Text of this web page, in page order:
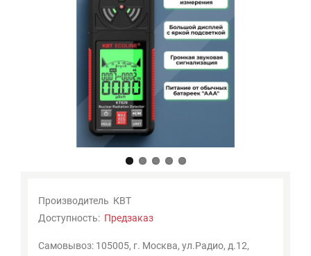
закладки
Производитель КВТ
Доступность: Предзаказ
Самовывоз: 105005, г. Москва, ул.Радио, д.12,